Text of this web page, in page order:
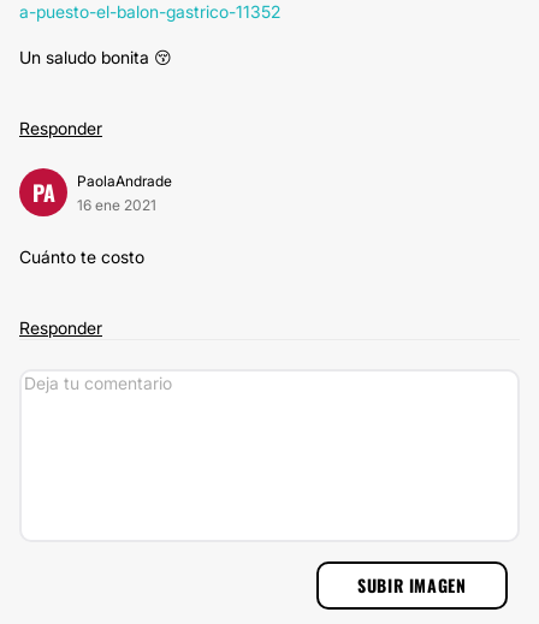
a-puesto-el-balon-gastrico-11352
Un saludo bonita 😚
Responder
PA
PaolaAndrade
16 ene 2021
Cuánto te costo
Responder
SUBIR IMAGEN